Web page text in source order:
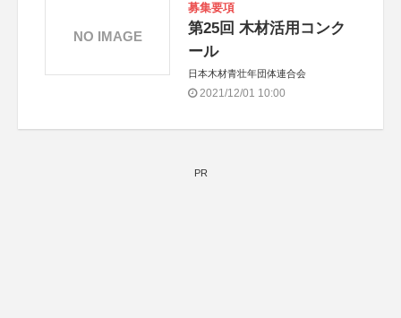
募集要項
第25回 木材活用コンク
ール
日本木材青壮年団体連合会
2021/12/01 10:00
NO IMAGE
PR